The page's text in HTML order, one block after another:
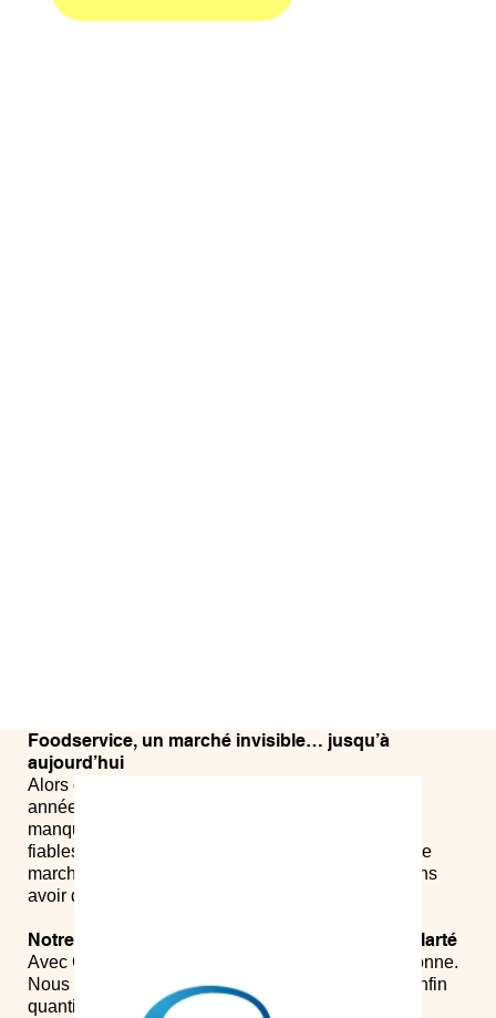
Foodservice, un marché invisible… jusqu’à
aujourd’hui
Alors que le foodretail est cartographié depuis des
années, la foodservice reste une zone floue. Un
manque inquiétant de transparence et de données
fiables empêche d’avoir une perception claire sur le
marché. Les acteurs y naviguent à l’aveuglette, sans
avoir de visibilité sur l’ensemble du paysage.
Notre mission : apporter une réponse et de la clarté
Avec Gondola Foodservice, nous changeons la donne.
Nous collectons et analysons des données pour enfin
quantifier le marché du foodservice.